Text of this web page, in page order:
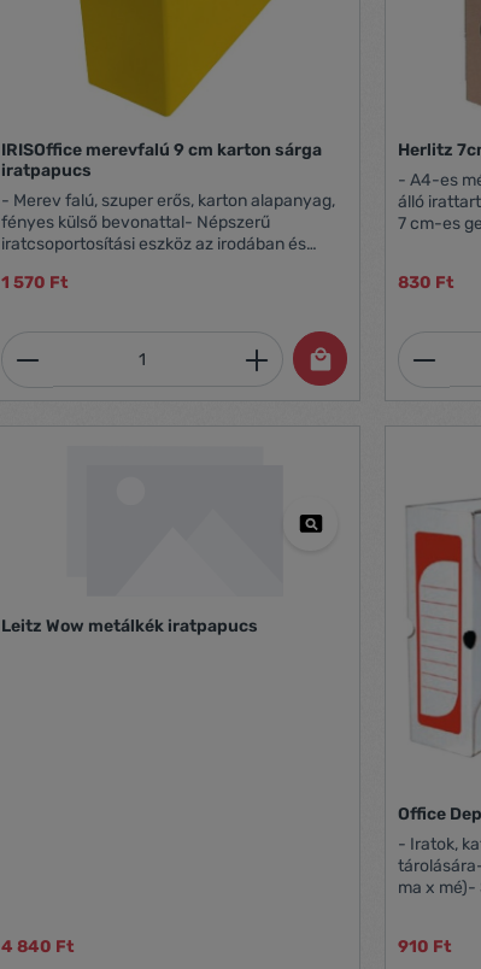
IRISOffice merevfalú 9 cm karton sárga
iratpapucs
- Merev falú, szuper erős, karton alapanyag,
fényes külső bevonattal- Népszerű
iratcsoportosítási eszköz az irodában és
sárga
1 570 Ft
Termékmennyiség: Adja meg a
Herlitz
- A4-es
álló
7 cm-es
830 Ft
Leitz Wow metálkék iratpapucs
4 840 Ft
Office
- Iratok,
ma x
910 Ft